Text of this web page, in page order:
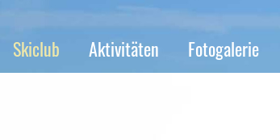
Skiclub Aktivitäten Fotogalerie